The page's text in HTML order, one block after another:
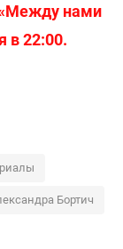
«Между нами
в 22:00.
Бортич